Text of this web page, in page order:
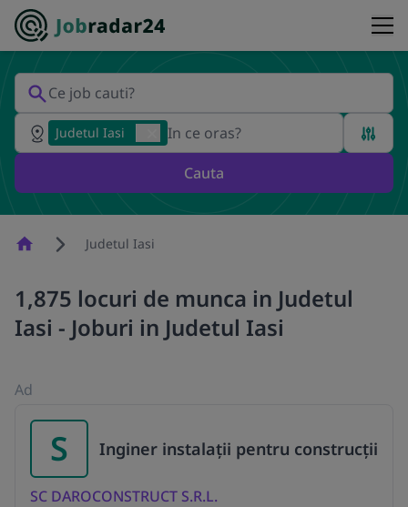
Judetul Iasi
Cauta
HomepageJudetul Iasi
1,875 locuri de munca in Judetul
Iasi - Joburi in Judetul Iasi
Ad
S Inginer instalații pentru construcții
SC DAROCONSTRUCT S.R.L.